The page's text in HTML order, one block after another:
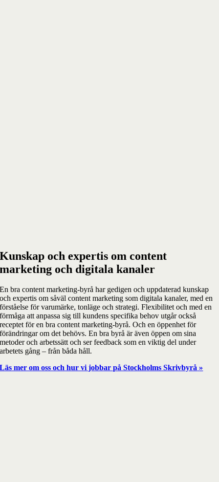
Kunskap och expertis om content
marketing och digitala kanaler
En bra content marketing-byrå har gedigen och uppdaterad kunskap
och expertis om såväl content marketing som digitala kanaler, med en
förståelse för varumärke, tonläge och strategi. Flexibilitet och med en
förmåga att anpassa sig till kundens specifika behov utgår också
receptet för en bra content marketing-byrå. Och en öppenhet för
förändringar om det behövs. En bra byrå är även öppen om sina
metoder och arbetssätt och ser feedback som en viktig del under
arbetets gång – från båda håll.
Läs mer om oss och hur vi jobbar på Stockholms Skrivbyrå »